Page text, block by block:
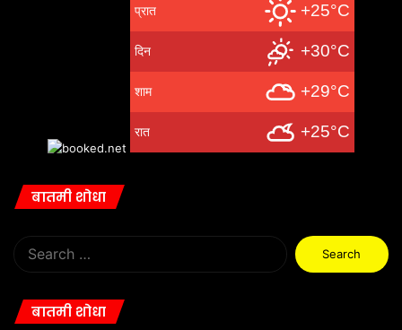
प्रात +25°C
दिन +30°C
शाम +29°C
रात +25°C
बातमी शोधा
Search
for:
बातमी शोधा